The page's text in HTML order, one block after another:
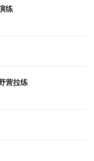
练
营拉练